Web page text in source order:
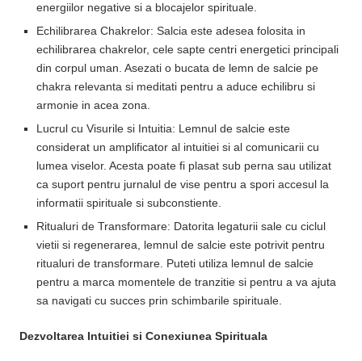
energiilor negative si a blocajelor spirituale.
Echilibrarea Chakrelor: Salcia este adesea folosita in
echilibrarea chakrelor, cele sapte centri energetici principali
din corpul uman. Asezati o bucata de lemn de salcie pe
chakra relevanta si meditati pentru a aduce echilibru si
armonie in acea zona.
Lucrul cu Visurile si Intuitia: Lemnul de salcie este
considerat un amplificator al intuitiei si al comunicarii cu
lumea viselor. Acesta poate fi plasat sub perna sau utilizat
ca suport pentru jurnalul de vise pentru a spori accesul la
informatii spirituale si subconstiente.
Ritualuri de Transformare: Datorita legaturii sale cu ciclul
vietii si regenerarea, lemnul de salcie este potrivit pentru
ritualuri de transformare. Puteti utiliza lemnul de salcie
pentru a marca momentele de tranzitie si pentru a va ajuta
sa navigati cu succes prin schimbarile spirituale.
Dezvoltarea Intuitiei si Conexiunea Spirituala